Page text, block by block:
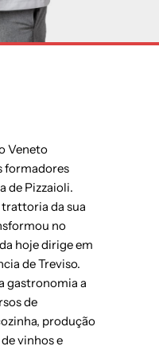
Veneto
formadores
de Pizzaioli.
da sua
no
hoje dirige em
de Treviso.
gastronomia a
de
produção
vinhos e